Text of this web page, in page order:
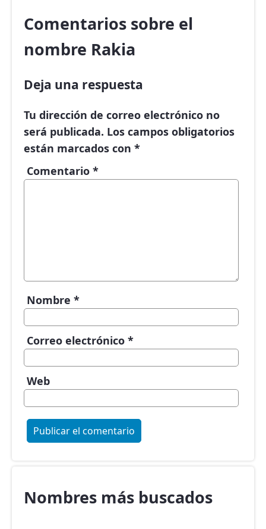
Comentarios sobre el
nombre Rakia
Deja una respuesta
Tu dirección de correo electrónico no
será publicada. Los campos obligatorios
están marcados con *
Comentario *
Nombre *
Correo electrónico *
Web
Nombres más buscados